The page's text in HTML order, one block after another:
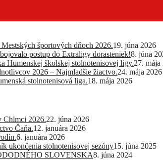
športových dňoch 2026.19. júna 2026
postup do Extraligy dorasteniek!8. júna
Humenskej školskej stolnotenisovej ligy.27. mája
2026 – Najmladšie žiactvo.24. mája 2026
stolnotenisová liga.18. mája 2026
Chlmci 2026.22. júna 2026
Čaňa.12. januára 2026
6. januára 2026
ukončenia stolnotenisovej sezóny15. júna 2025
SLOVENSKA8. júna 2024